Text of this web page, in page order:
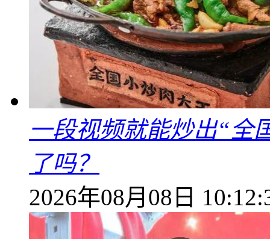
一段视频就能炒出“全
了吗？
2026年08月08日